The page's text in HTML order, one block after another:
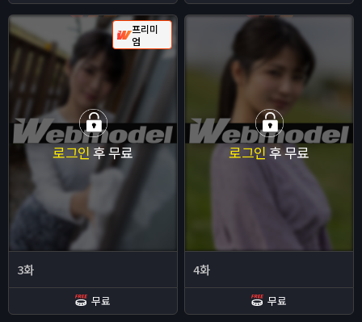
로그인 후 무료
프리미
엄
3화
무료
로그인후 무료
4화
무료